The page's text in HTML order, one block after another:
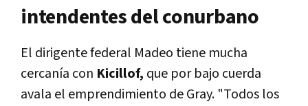
intendentes del conurbano
El dirigente federal Madeo tiene mucha
cercanía con Kicillof, que por bajo cuerda
avala el emprendimiento de Gray. "Todos los